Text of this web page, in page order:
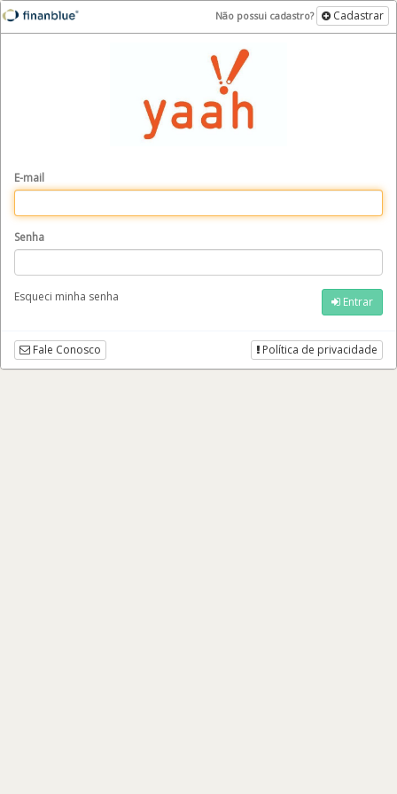
Não possui cadastro? Cadastrar
E-mail
Senha
Entrar
Esqueci minha senha
Fale Conosco Política de privacidade